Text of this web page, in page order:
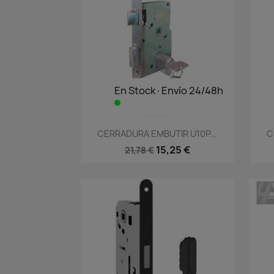
En Stock·Envío 24/48h
 Vista rápida
CERRADURA EMBUTIR U10P...
21,78 € 15,25 €